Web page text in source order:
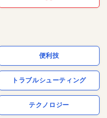
便利技
トラブルシューティング
テクノロジー